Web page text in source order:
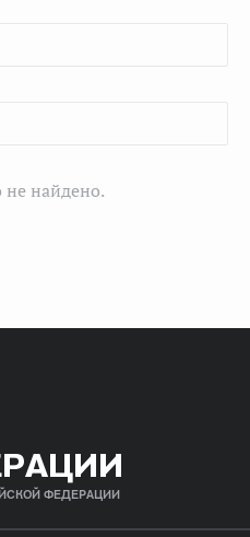
не найдено.
ФЕДЕРАЦИИ